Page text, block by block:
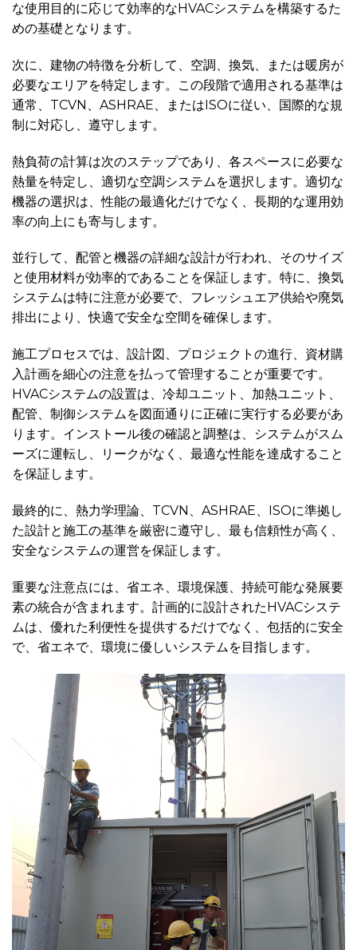
な使用目的に応じて効率的なHVACシステムを構築するた
めの基礎となります。
次に、建物の特徴を分析して、空調、換気、または暖房が
必要なエリアを特定します。この段階で適用される基準は
通常、TCVN、ASHRAE、またはISOに従い、国際的な規
制に対応し、遵守します。
熱負荷の計算は次のステップであり、各スペースに必要な
熱量を特定し、適切な空調システムを選択します。適切な
機器の選択は、性能の最適化だけでなく、長期的な運用効
率の向上にも寄与します。
並行して、配管と機器の詳細な設計が行われ、そのサイズ
と使用材料が効率的であることを保証します。特に、換気
システムは特に注意が必要で、フレッシュエア供給や廃気
排出により、快適で安全な空間を確保します。
施工プロセスでは、設計図、プロジェクトの進行、資材購
入計画を細心の注意を払って管理することが重要です。
HVACシステムの設置は、冷却ユニット、加熱ユニット、
配管、制御システムを図面通りに正確に実行する必要があ
ります。インストール後の確認と調整は、システムがスム
ーズに運転し、リークがなく、最適な性能を達成すること
を保証します。
最終的に、熱力学理論、TCVN、ASHRAE、ISOに準拠し
た設計と施工の基準を厳密に遵守し、最も信頼性が高く、
安全なシステムの運営を保証します。
重要な注意点には、省エネ、環境保護、持続可能な発展要
素の統合が含まれます。計画的に設計されたHVACシステ
ムは、優れた利便性を提供するだけでなく、包括的に安全
で、省エネで、環境に優しいシステムを目指します。